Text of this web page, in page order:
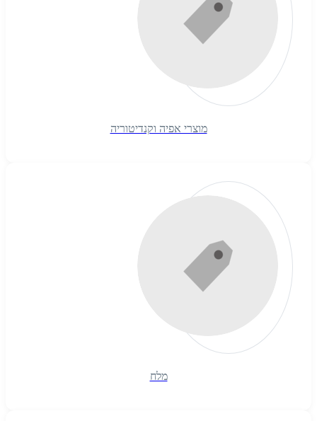
מוצרי אפיה וקנדיטוריה
מלח